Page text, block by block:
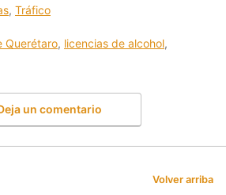
, Tráfico
Querétaro, licencias de alcohol,
un comentario
Volver arriba